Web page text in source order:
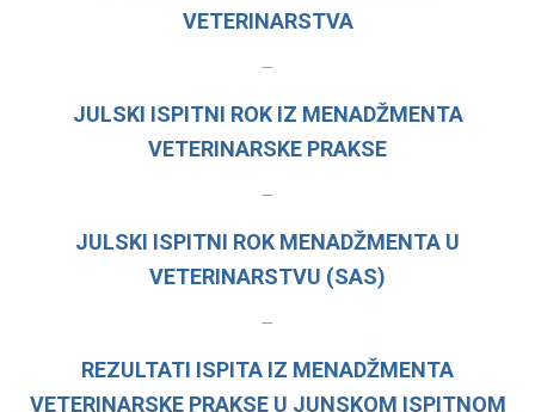
VETERINARSTVA
–
JULSKI ISPITNI ROK IZ MENADŽMENTA
VETERINARSKE PRAKSE
–
JULSKI ISPITNI ROK MENADŽMENTA U
VETERINARSTVU (SAS)
–
REZULTATI ISPITA IZ MENADŽMENTA
VETERINARSKE PRAKSE U JUNSKOM ISPITNOM